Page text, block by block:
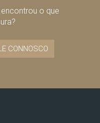
o que
CONNOSCO